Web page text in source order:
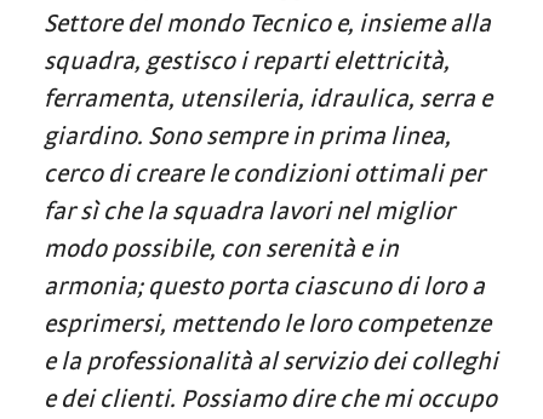
Settore del mondo Tecnico e, insieme alla
squadra, gestisco i reparti elettricità,
ferramenta, utensileria, idraulica, serra e
giardino. Sono sempre in prima linea,
cerco di creare le condizioni ottimali per
far sì che la squadra lavori nel miglior
modo possibile, con serenità e in
armonia; questo porta ciascuno di loro a
esprimersi, mettendo le loro competenze
e la professionalità al servizio dei colleghi
e dei clienti. Possiamo dire che mi occupo